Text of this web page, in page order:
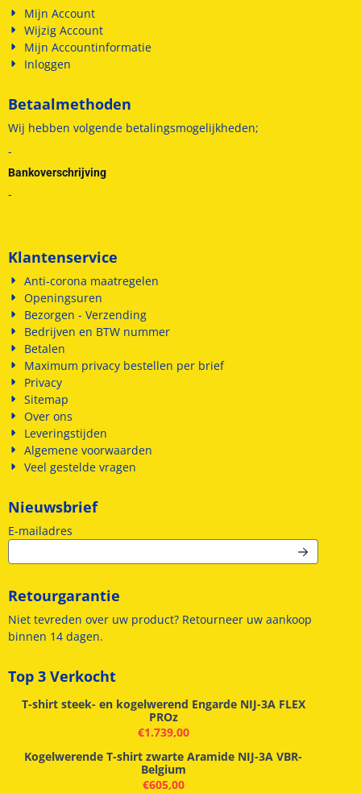
Mijn Account
Wijzig Account
Mijn Accountinformatie
Inloggen
Betaalmethoden
Wij hebben volgende betalingsmogelijkheden;
-
Bankoverschrijving
-
Klantenservice
Anti-corona maatregelen
Openingsuren
Bezorgen - Verzending
Bedrijven en BTW nummer
Betalen
Maximum privacy bestellen per brief
Privacy
Sitemap
Over ons
Leveringstijden
Algemene voorwaarden
Veel gestelde vragen
Nieuwsbrief
E-mailadres
Retourgarantie
Niet tevreden over uw product? Retourneer uw aankoop
binnen 14 dagen.
Top 3 Verkocht
T-shirt steek- en kogelwerend Engarde NIJ-3A FLEX
PROz
€1.739,00
Kogelwerende T-shirt zwarte Aramide NIJ-3A VBR-
Belgium
€605,00